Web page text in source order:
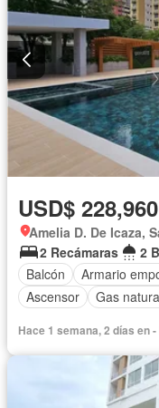
USD$ 228,960
Amelia D. De Icaza,
2 Recámaras
2
Balcón
Armario
Ascensor
Gas
Hace 1 semana, 2 días en